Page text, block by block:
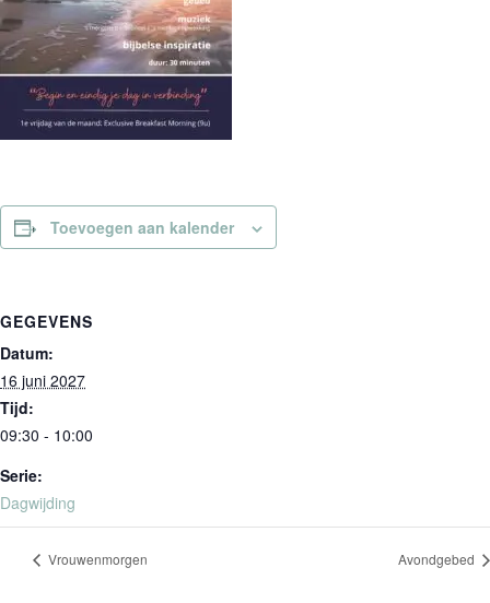
Toevoegen aan kalender
GEGEVENS
Datum:
16 juni 2027
Tijd:
09:30 - 10:00
Serie:
Dagwijding
Vrouwenmorgen Avondgebed